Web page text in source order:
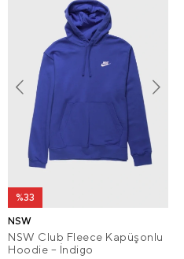
%33
NSW
NSW Club Fleece Kapüşonlu
Hoodie – İndigo